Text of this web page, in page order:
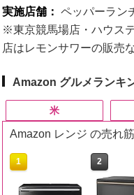
実施店舗： ペッパーラン
※東京競馬場店・ハウス
店はレモンサワーの販売
Amazon グルメランキ
米
1 2
1 2
1 2
Amazon レンジ の売れ
1 2